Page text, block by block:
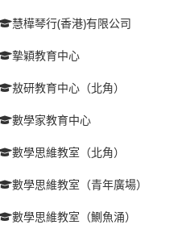
慧樺琴行(香港)有限公司
摯穎教育中心
敖研教育中心（北角）
數學家教育中心
數學思維教室（北角）
數學思維教室（青年廣場）
數學思維教室（鰂魚涌）